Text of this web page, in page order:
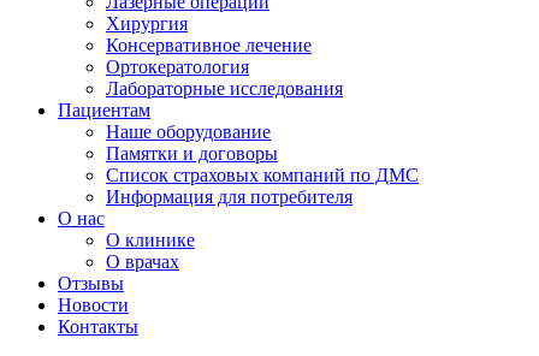
Хирургия
Консервативное лечение
Ортокератология
Лабораторные исследования
Пациентам
Наше оборудование
Памятки и договоры
Список страховых компаний по ДМС
Информация для потребителя
О нас
О клинике
О врачах
Отзывы
Новости
Контакты